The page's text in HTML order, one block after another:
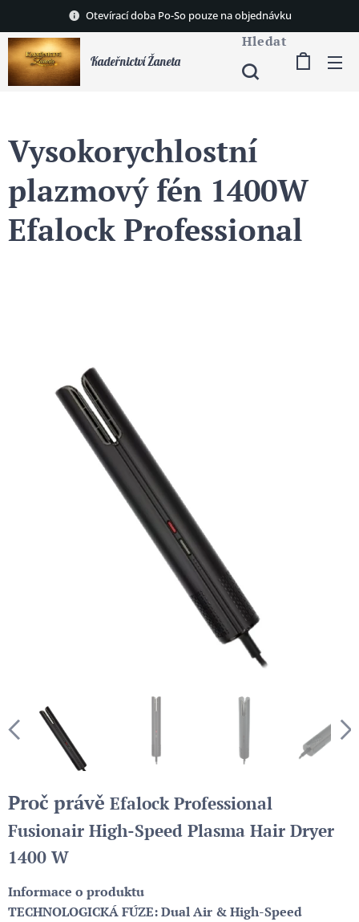
Otevírací doba Po-So pouze na objednávku
Kadeřnictví Žaneta
Hledat
Vysokorychlostní
plazmový fén 1400W
Efalock Professional
Proč právě Efalock Professional
Fusionair High-Speed Plasma Hair Dryer
1400 W
Informace o produktu
TECHNOLOGICKÁ FÚZE: Dual Air & High-Speed